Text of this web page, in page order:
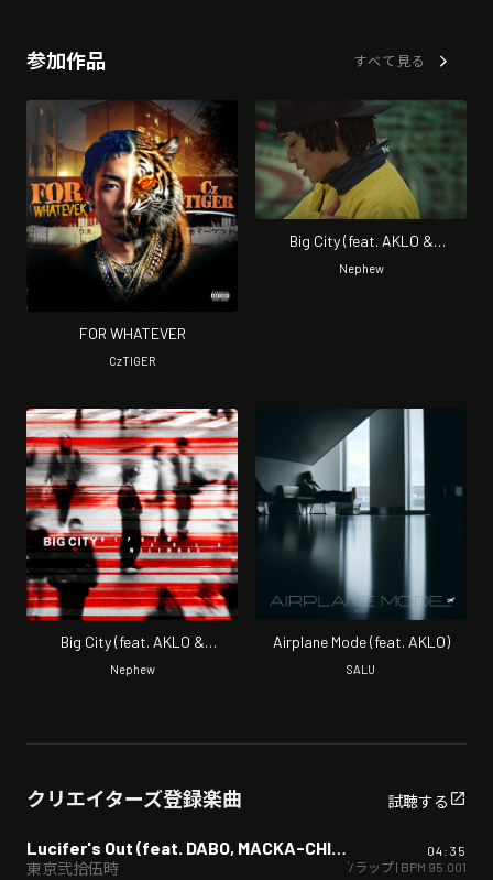
参加作品 すべて見る
FOR WHATEVER
CzTIGER
Big City (feat. AKLO &
WILYWNKA)
Nephew
Big City (feat. AKLO &
WILYWNKA)
Nephew
Airplane Mode (feat. AKLO)
SALU
クリエイターズ登録楽曲 試聴する
Lucifer's Out (feat. DABO, MACKA-CHIN, SUIKEN, S-WORD & AKLO)
東京弐拾伍時
04:35
ヒップホップ/ラップ| BPM 95.001